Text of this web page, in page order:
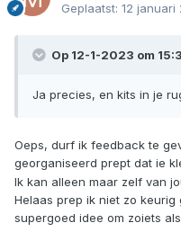
Geplaatst: 12 januari
Op 12-1-2023 om
Ja precies, en kits in je
Oeps, durf ik feedback te
georganiseerd prept dat ie
Ik kan alleen maar zelf van
Helaas prep ik niet zo
supergoed idee om zoiets